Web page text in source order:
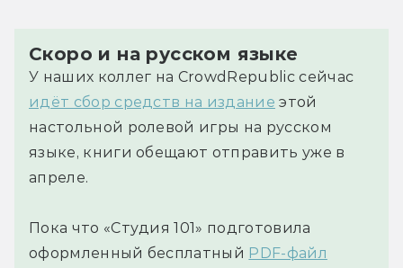
Скоро и на русском языке
У наших коллег на CrowdRepublic сейчас
идёт сбор средств на издание этой
настольной ролевой игры на русском
языке, книги обещают отправить уже в
апреле.
Пока что «Студия 101» подготовила
оформленный бесплатный PDF-файл